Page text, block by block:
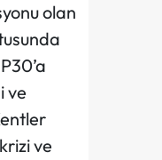
olan
ve
ve